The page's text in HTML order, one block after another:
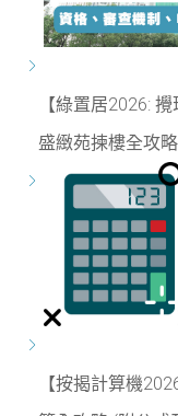
【綠置居2026:
盛緻苑揀樓全攻略
【按揭計算機